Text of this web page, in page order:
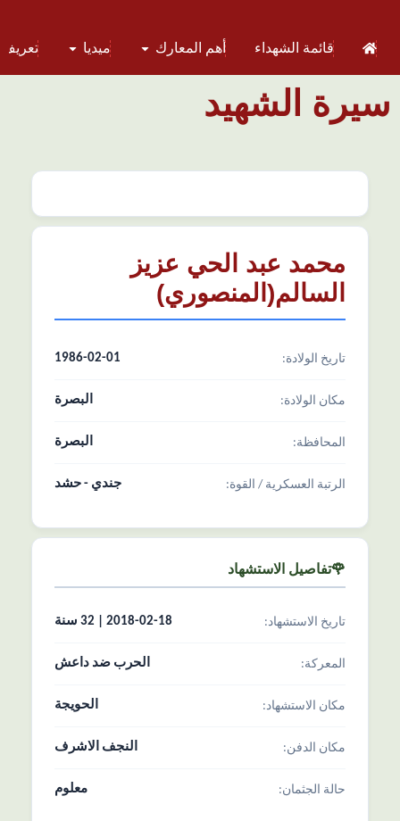
قائمة الشهداء أهم المعارك ميديا تعريف
سيرة الشهيد
محمد عبد الحي عزيز
السالم(المنصوري)
تاریخ الولادة: 1986-02-01
مکان الولادة: البصرة
المحافظة: البصرة
الرتبة العسکریة / القوة: جندي - حشد
🌹تفاصیل الاستشهاد
تاریخ الاستشهاد: 2018-02-18 | 32 سنة
المعرکة: الحرب ضد داعش
مکان الاستشهاد: الحويجة
مکان الدفن: النجف الاشرف
حالة الجثمان: معلوم